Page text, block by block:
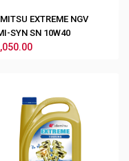
EXTREME NGV
SYN SN 10W40